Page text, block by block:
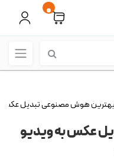
0
بهترین هوش مصنوعی تبدیل عکس
عکس به ویدیو